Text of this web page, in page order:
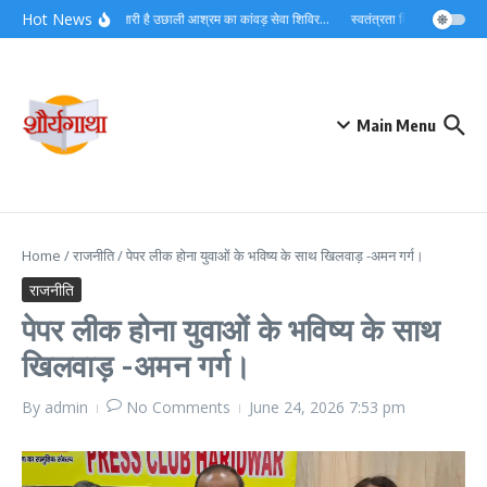
Skip to content
Hot Newsलगातार जारी है उछाली आश्रम का कांवड़ सेवा शिविर… स्वतंत्रता दिवस को देशभक्ति
Main Menu
Home /राजनीति/पेपर लीक होना युवाओं के भविष्य के साथ खिलवाड़ -अमन गर्ग।
राजनीति
पेपर लीक होना युवाओं के भविष्य के साथ
खिलवाड़ -अमन गर्ग।
By admin No Comments June 24, 2026 7:53 pm